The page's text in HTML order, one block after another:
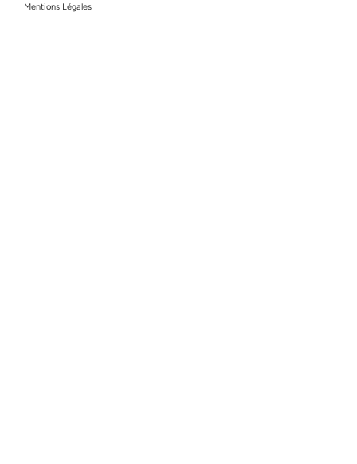
Mentions Légales